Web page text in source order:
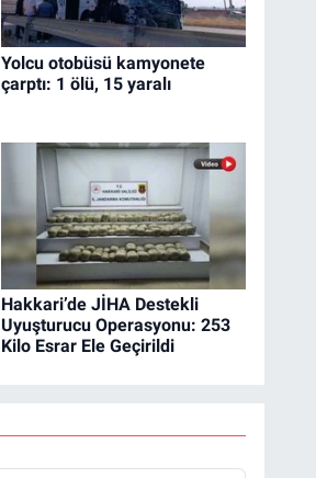
Yolcu otobüsü kamyonete
çarptı: 1 ölü, 15 yaralı
Hakkari’de JİHA Destekli
Uyuşturucu Operasyonu: 253
Kilo Esrar Ele Geçirildi